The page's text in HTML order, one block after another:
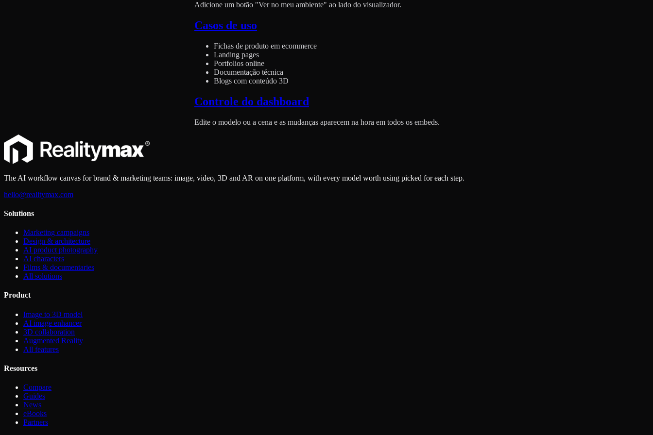
Adicione um botão "Ver no meu ambiente" ao lado do visualizador.
Casos de uso
Fichas de produto em ecommerce
Landing pages
Portfolios online
Documentação técnica
Blogs com conteúdo 3D
Controle do dashboard
Edite o modelo ou a cena e as mudanças aparecem na hora em todos os embeds.
The AI workflow canvas for brand & marketing teams: image, video, 3D and AR on one platform, with every model worth using picked for each step.
hello@realitymax.com
Solutions
Marketing campaigns
Design & architecture
AI product photography
AI characters
Films & documentaries
All solutions
Product
Image to 3D model
AI image enhancer
3D collaboration
Augmented Reality
All features
Resources
Compare
Guides
News
eBooks
Partners